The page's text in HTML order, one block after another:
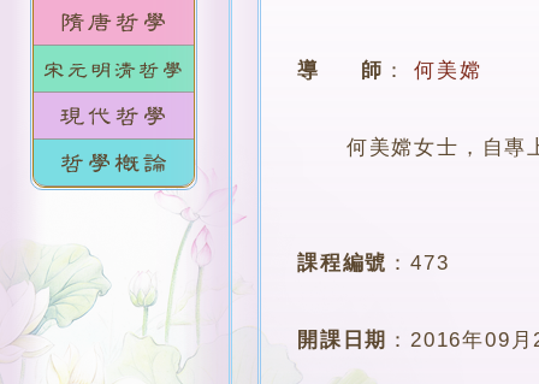
導 師 ： 何美嫦
何美嫦女士，自專上
課程編號 ：473
開課日期 ：2016年09月